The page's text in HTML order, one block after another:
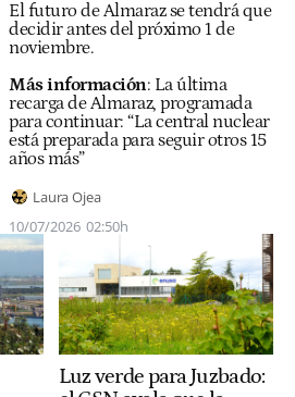
El futuro de Almaraz se tendrá que
decidir antes del próximo 1 de
noviembre.
Más información: La última
recarga de Almaraz, programada
para continuar: “La central nuclear
está preparada para seguir otros 15
años más”
Laura Ojea
10/07/2026 02:50h
Luz verde para Juzbado: